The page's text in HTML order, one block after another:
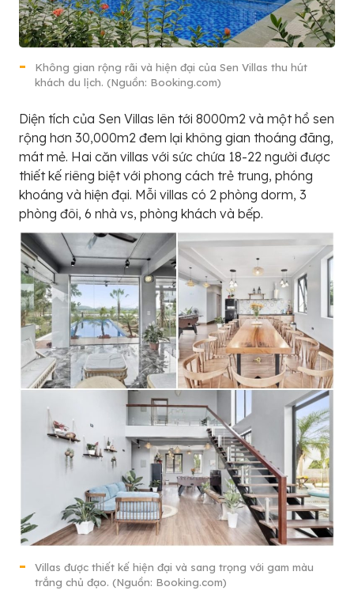
Không gian rộng rãi và hiện đại của Sen Villas thu hút
khách du lịch. (Nguồn: Booking.com)
Diện tích của Sen Villas lên tới 8000m2 và một hồ sen
rộng hơn 30,000m2 đem lại không gian thoáng đãng,
mát mẻ. Hai căn villas với sức chứa 18-22 người được
thiết kế riêng biệt với phong cách trẻ trung, phóng
khoáng và hiện đại. Mỗi villas có 2 phòng dorm, 3
phòng đôi, 6 nhà vs, phòng khách và bếp.
Villas được thiết kế hiện đại và sang trọng với gam màu
trắng chủ đạo. (Nguồn: Booking.com)